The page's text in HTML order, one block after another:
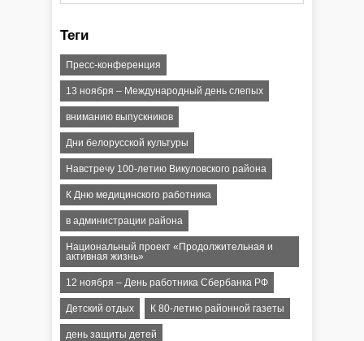
Теги
Пресс-конференция
13 ноября – Международный день слепых
вниманию выпускников
Дни белорусской культуры
Навстречу 100-летию Викуловского района
К Дню медицинского работника
в администрации района
Национальный проект «Продолжительная и
активная жизнь»
12 ноября – День работника Сбербанка РФ
Детский отдых К 80-летию районной газеты
день защиты детей